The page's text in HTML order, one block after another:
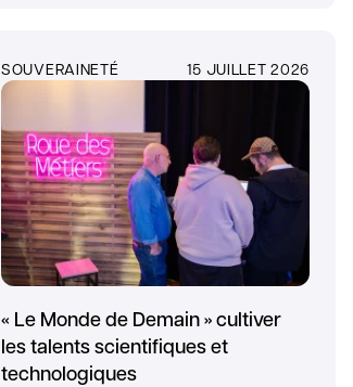
SOUVERAINETÉ 15 JUILLET 2026
« Le Monde de Demain » cultiver
les talents scientifiques et
technologiques